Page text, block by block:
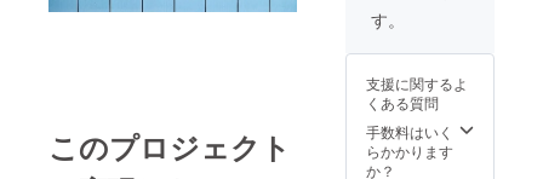
このプロジェクト
ました
らその
都度相
談させ
てくだ
さい。
し、目
で送迎
（プラ
ン） ①
沢を散
策しな
す。
支援に関するよ
くある質問
手数料はいく
らかかります
か？